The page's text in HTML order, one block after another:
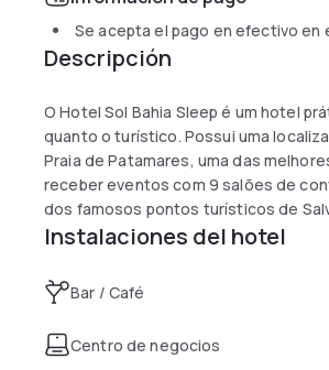
Se acepta el pago en efectivo en
Descripción
O Hotel Sol Bahia Sleep é um hotel
quanto o turístico. Possui uma
Praia de Patamares, uma das
receber eventos com 9 salões de
dos famosos pontos turísticos de
o Farol de Itapuã, além do Centro
Instalaciones del hotel
Bar / Café
Centro de negocios